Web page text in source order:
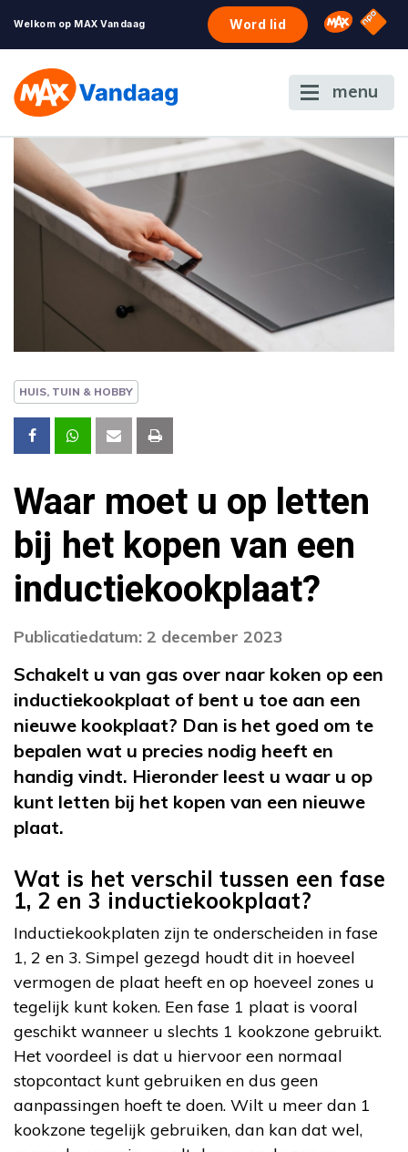
Welkom op MAX Vandaag Word lid Omroep
NPO
menu
HUIS, TUIN & HOBBY
Waar moet u op letten
bij het kopen van een
inductiekookplaat?
Publicatiedatum: 2 december 2023
Schakelt u van gas over naar koken op een
inductiekookplaat of bent u toe aan een
nieuwe kookplaat? Dan is het goed om te
bepalen wat u precies nodig heeft en
handig vindt. Hieronder leest u waar u op
kunt letten bij het kopen van een nieuwe
plaat.
Wat is het verschil tussen een fase
1, 2 en 3 inductiekookplaat?
Inductiekookplaten zijn te onderscheiden in fase
1, 2 en 3. Simpel gezegd houdt dit in hoeveel
vermogen de plaat heeft en op hoeveel zones u
tegelijk kunt koken. Een fase 1 plaat is vooral
geschikt wanneer u slechts 1 kookzone gebruikt.
Het voordeel is dat u hiervoor een normaal
stopcontact kunt gebruiken en dus geen
aanpassingen hoeft te doen. Wilt u meer dan 1
kookzone tegelijk gebruiken, dan kan dat wel,